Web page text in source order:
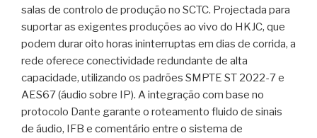
salas de controlo de produção no SCTC. Projectada para
suportar as exigentes produções ao vivo do HKJC, que
podem durar oito horas ininterruptas em dias de corrida, a
rede oferece conectividade redundante de alta
capacidade, utilizando os padrões SMPTE ST 2022-7 e
AES67 (áudio sobre IP). A integração com base no
protocolo Dante garante o roteamento fluido de sinais
de áudio, IFB e comentário entre o sistema de